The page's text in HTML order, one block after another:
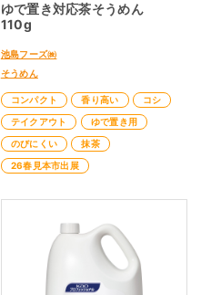
ゆで置き対応茶そうめん
110g
池島フーズ㈱
そうめん
コンパクト 香り高い
コシ
テイクアウト
ゆで置き用
のびにくい
抹茶
26春見本市出展